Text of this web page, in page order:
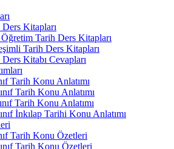
Kitapları
Öğretim Tarih Ders Kitapları
Tarih Ders Kitapları
Kitabı Cevapları
Tarih Konu Anlatımı
Tarih Konu Anlatımı
Tarih Konu Anlatımı
İnkılap Tarihi Konu Anlatımı
Tarih Konu Özetleri
Tarih Konu Özetleri